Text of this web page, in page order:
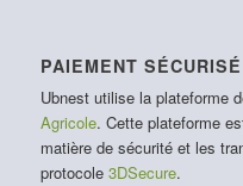
PAIEMENT SÉCURISÉ
Ubnest utilise la plateforme
Agricole. Cette plateforme
matière de sécurité et les
protocole 3DSecure.